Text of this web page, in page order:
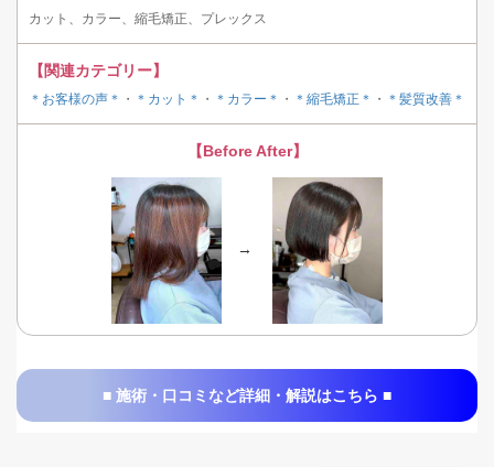
カット、カラー、縮毛矯正、プレックス
【関連カテゴリー】
＊お客様の声＊ ・ ＊カット＊ ・ ＊カラー＊ ・ ＊縮毛矯正＊ ・ ＊髪質改善＊
【Before After】
→
■ 施術・口コミなど詳細・解説はこちら ■